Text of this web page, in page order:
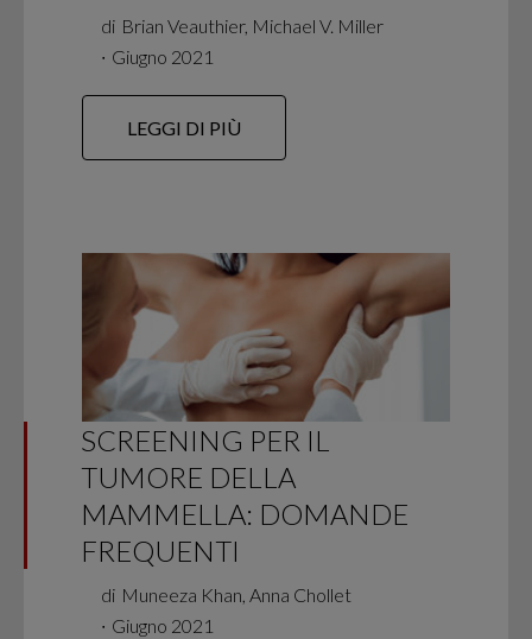
di Brian Veauthier, Michael V. Miller
∙ Giugno 2021
LEGGI DI PIÙ
SCREENING PER IL
TUMORE DELLA
MAMMELLA: DOMANDE
FREQUENTI
di Muneeza Khan, Anna Chollet
∙ Giugno 2021